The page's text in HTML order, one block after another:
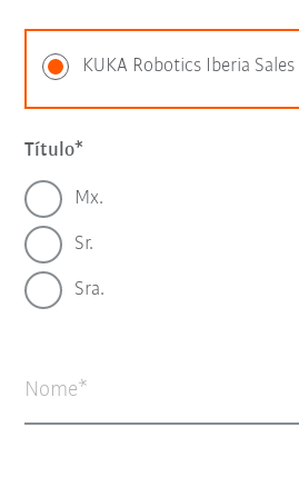
KUKA Robotics Iberia Sales
Título
Mx.
Sr.
Sra.
Nome